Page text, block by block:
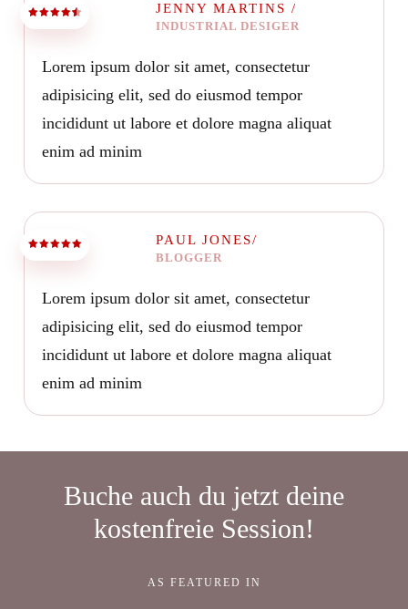
JENNY MARTINS /
INDUSTRIAL DESIGER
Lorem ipsum dolor sit amet, consectetur
adipisicing elit, sed do eiusmod tempor
incididunt ut labore et dolore magna aliquat
enim ad minim
PAUL JONES/
BLOGGER
Lorem ipsum dolor sit amet, consectetur
adipisicing elit, sed do eiusmod tempor
incididunt ut labore et dolore magna aliquat
enim ad minim
Buche auch du jetzt deine
kostenfreie Session!
AS FEATURED IN